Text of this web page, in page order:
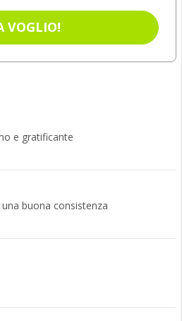
VOGLIO!
e gratificante
buona consistenza